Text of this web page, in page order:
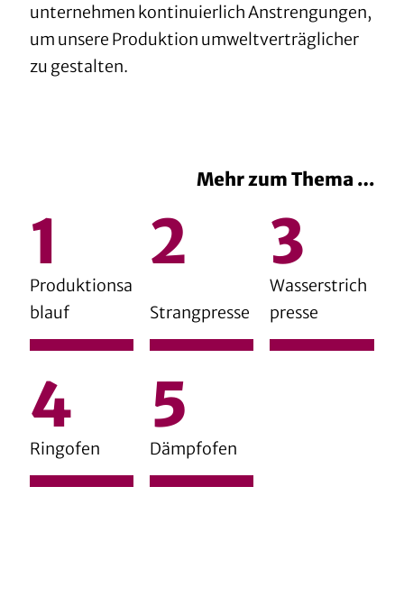
unternehmen kontinuierlich Anstrengungen,
um unsere Produktion umweltverträglicher
zu gestalten.
Mehr zum Thema …
Produktionsa
blauf
Strangpresse
Wasserstrich
presse
Ringofen Dämpfofen